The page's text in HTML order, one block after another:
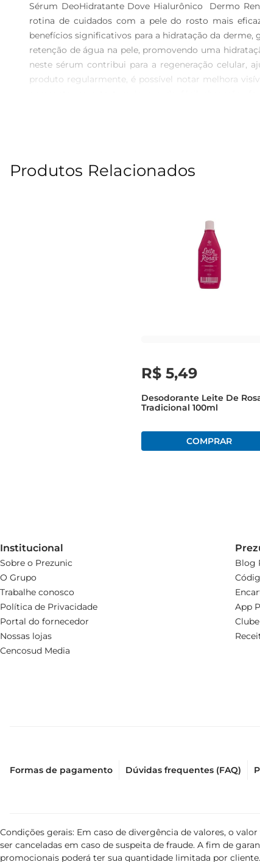
Sérum DeoHidratante Dove Hialurônico  Dermo
rotina de cuidados com a pele do rosto mais
benefícios significativos para a hidratação da
retenção de água na pele, promovendo uma
neste sérum contribui para a regeneração celular,
produto regularmente, é possível notar melhora
recomendação é aplicálo na rotina diária,
Produtos Relacionados
R$ 5,49
Desodorante Leite De
Tradicional 100ml
Institucional
Sobre o Prezunic
O Grupo
Trabalhe conosco
Política de Privacidade
Portal do fornecedor
Nossas lojas
Cencosud Media
Blog
App
Formas de pagamento Dúvidas frequentes (FAQ)
Condições gerais: Em caso de divergência de valores, o
ser canceladas em caso de suspeita de fraude. A fim de
promocionais poderá ter sua quantidade limitada por